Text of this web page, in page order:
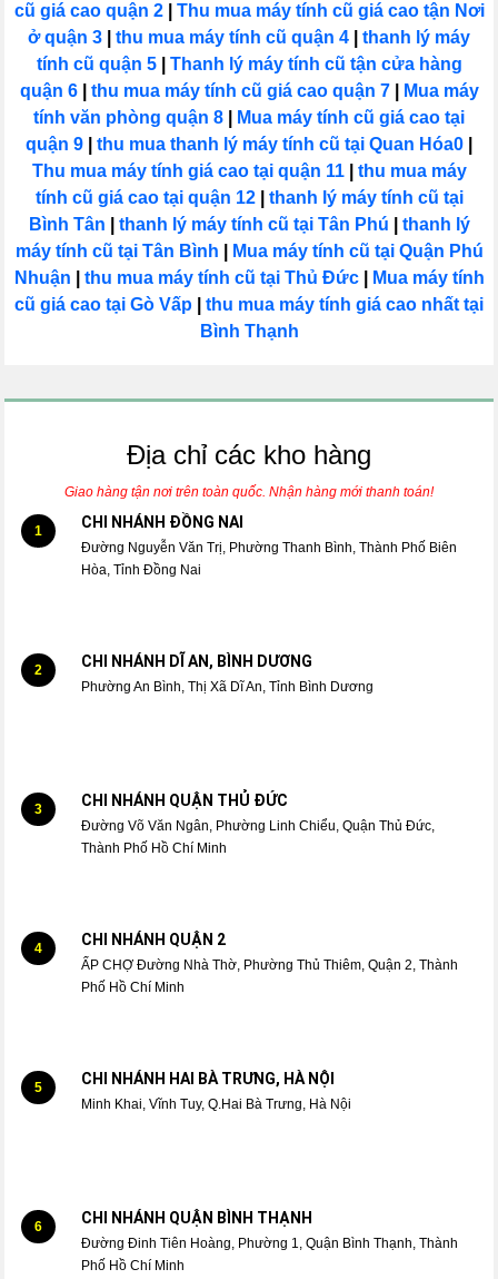
cũ giá cao quận 2
Thu mua máy tính cũ giá cao tận Nơi
ở quận 3
thu mua máy tính cũ quận 4
thanh lý máy
tính cũ quận 5
Thanh lý máy tính cũ tận cửa hàng
quận 6
thu mua máy tính cũ giá cao quận 7
Mua máy
tính văn phòng quận 8
Mua máy tính cũ giá cao tại
quận 9
thu mua thanh lý máy tính cũ tại Quan Hóa0
Thu mua máy tính giá cao tại quận 11
thu mua máy
tính cũ giá cao tại quận 12|
thanh lý máy tính cũ tại
Bình Tân
thanh lý máy tính cũ tại Tân Phú
thanh lý
máy tính cũ tại Tân Bình
Mua máy tính cũ tại Quận Phú
Nhuận
thu mua máy tính cũ tại Thủ Đức|
Mua máy tính
cũ giá cao tại Gò Vấp
thu mua máy tính giá cao nhất tại
Bình Thạnh
Địa chỉ các kho hàng
Giao hàng tận nơi trên toàn quốc. Nhận hàng mới thanh toán!
1 CHI NHÁNH ĐỒNG NAI
Đường Nguyễn Văn Trị, Phường Thanh Bình, Thành Phố Biên
Hòa, Tỉnh Đồng Nai
2 CHI NHÁNH DĨ AN, BÌNH DƯƠNG
Phường An Bình, Thị Xã Dĩ An, Tỉnh Bình Dương
3 CHI NHÁNH QUẬN THỦ ĐỨC
Đường Võ Văn Ngân, Phường Linh Chiểu, Quận Thủ Đức,
Thành Phố Hồ Chí Minh
4 CHI NHÁNH QUẬN 2
ẤP CHỢ Đường Nhà Thờ, Phường Thủ Thiêm, Quận 2, Thành
Phố Hồ Chí Minh
5 CHI NHÁNH HAI BÀ TRƯNG, HÀ NỘI
Minh Khai, Vĩnh Tuy, Q.Hai Bà Trưng, Hà Nội
6 CHI NHÁNH QUẬN BÌNH THẠNH
Đường Đinh Tiên Hoàng, Phường 1, Quận Bình Thạnh, Thành
Phố Hồ Chí Minh